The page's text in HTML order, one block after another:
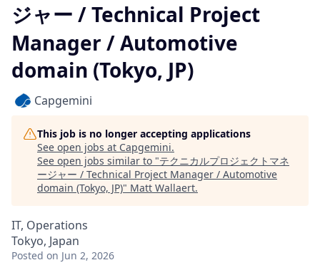
ジャー / Technical Project
Manager / Automotive
domain (Tokyo, JP)
Capgemini
This job is no longer accepting applications
See open jobs at Capgemini.
See open jobs similar to "テクニカルプロジェクトマネ
ージャー / Technical Project Manager / Automotive
domain (Tokyo, JP)" Matt Wallaert.
IT, Operations
Tokyo, Japan
Posted on Jun 2, 2026